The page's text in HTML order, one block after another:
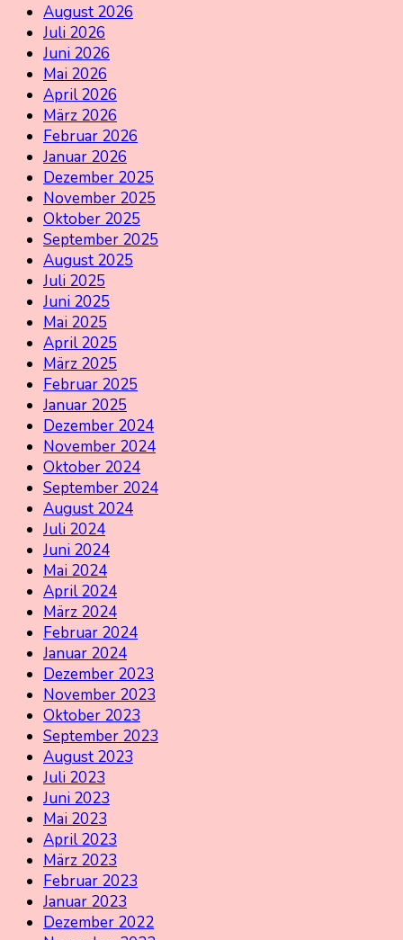
August 2026
Juli 2026
Juni 2026
Mai 2026
April 2026
März 2026
Februar 2026
Januar 2026
Dezember 2025
November 2025
Oktober 2025
September 2025
August 2025
Juli 2025
Juni 2025
Mai 2025
April 2025
März 2025
Februar 2025
Januar 2025
Dezember 2024
November 2024
Oktober 2024
September 2024
August 2024
Juli 2024
Juni 2024
Mai 2024
April 2024
März 2024
Februar 2024
Januar 2024
Dezember 2023
November 2023
Oktober 2023
September 2023
August 2023
Juli 2023
Juni 2023
Mai 2023
April 2023
März 2023
Februar 2023
Januar 2023
Dezember 2022